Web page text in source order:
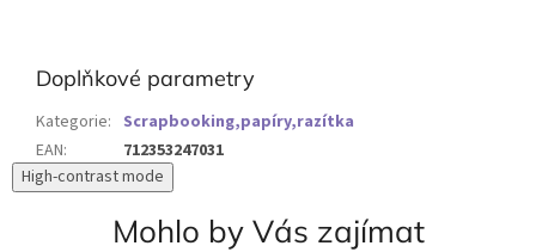
Doplňkové parametry
Kategorie: Scrapbooking,papíry,razítka
EAN:
712353247031
High-contrast mode
Mohlo by Vás zajímat